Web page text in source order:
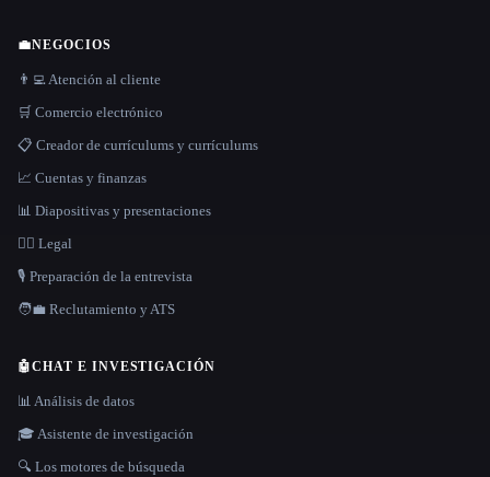
💼NEGOCIOS
👨‍💻 Atención al cliente
🛒 Comercio electrónico
📋 Creador de currículums y currículums
📈 Cuentas y finanzas
📊 Diapositivas y presentaciones
👩‍⚖️ Legal
🎙️ Preparación de la entrevista
🧑‍💼 Reclutamiento y ATS
🤖CHAT E INVESTIGACIÓN
📊 Análisis de datos
🎓 Asistente de investigación
🔍 Los motores de búsqueda